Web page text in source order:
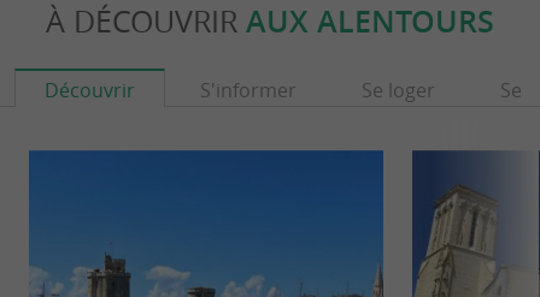
À DÉCOUVRIR AUX ALENTOURS
Découvrir S'informer Se loger Se